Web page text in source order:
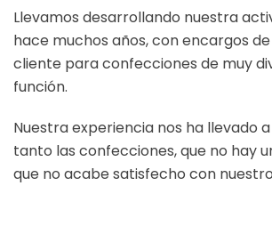
Llevamos desarrollando nuestra
hace muchos años, con encargos
cliente para confecciones de muy
función.
Nuestra experiencia nos ha llevado
tanto las confecciones, que no hay
que no acabe satisfecho con